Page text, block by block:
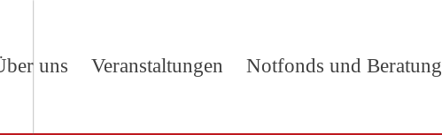
uns Veranstaltungen Notfonds und Beratung